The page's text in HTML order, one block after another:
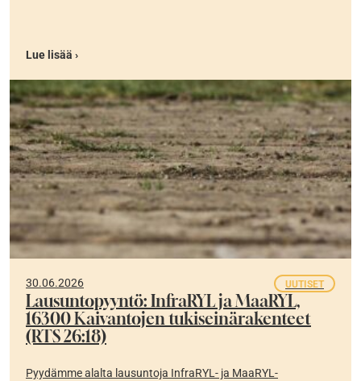
Lue lisää ›
30.06.2026 UUTISET
Lausuntopyyntö: InfraRYL ja MaaRYL,
16300 Kaivantojen tukiseinärakenteet
(RTS 26:18)
Pyydämme alalta lausuntoja InfraRYL- ja MaaRYL-